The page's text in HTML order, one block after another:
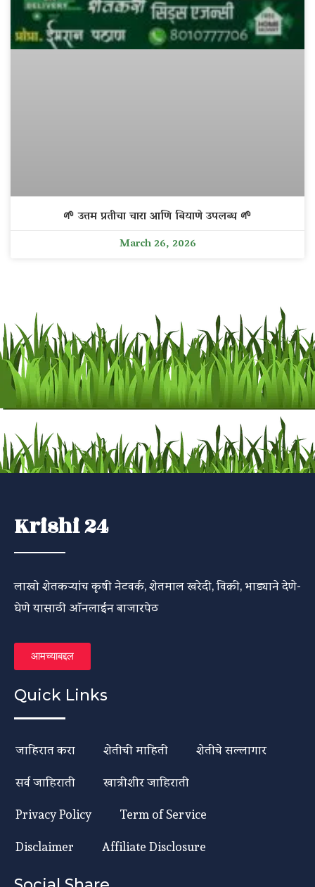
🌱 उत्तम प्रतीचा चारा आणि बियाणे उपलब्ध 🌱
March 26, 2026
Krishi 24
लाखो शेतकऱ्यांच कृषी नेटवर्क, शेतमाल खरेदी, विक्री, भाड्याने देणे-
घेणे यासाठी ऑनलाईन बाजारपेठ
आमच्याबद्दल
Quick Links
जाहिरात करा शेतीची माहिती
शेतीचे सल्लागार
सर्व जाहिराती
खात्रीशीर जाहिराती
Privacy Policy
Term of Service
Disclaimer
Affiliate Disclosure